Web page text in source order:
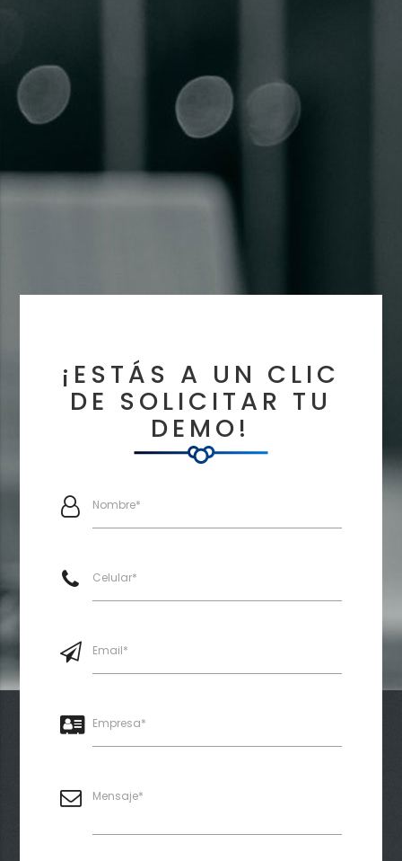
¡ESTÁS A UN CLIC
DE SOLICITAR TU
DEMO!
Nombre*
Celular*
Email*
Empresa*
Mensaje*